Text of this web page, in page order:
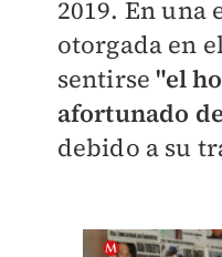
2019. En una
otorgada en
sentirse"el
afortunado
debido a su